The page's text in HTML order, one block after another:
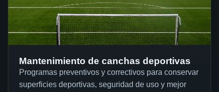
Mantenimiento de canchas deportivas
Programas preventivos y correctivos para conservar
superficies deportivas, seguridad de uso y mejor